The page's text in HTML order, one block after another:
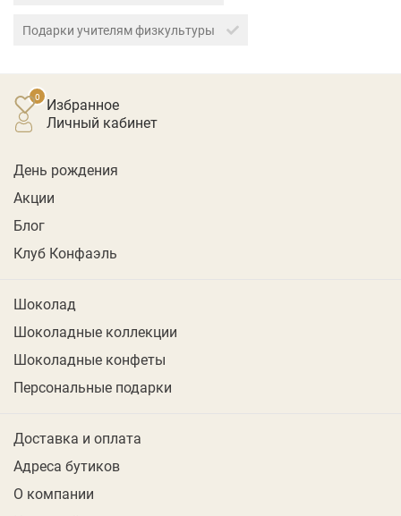
Подарки учителям физкультуры
Избранное
личный кабинет
День рождения
Акции
Блог
Клуб Конфаэль
Шоколад
Шоколадные коллекции
Шоколадные конфеты
Персональные подарки
Доставка и оплата
Адреса бутиков
О компании